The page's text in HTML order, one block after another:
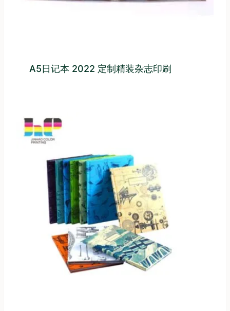
A5日记本 2022 定制精装杂志印刷